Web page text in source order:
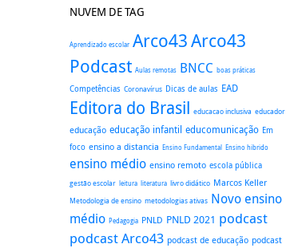
NUVEM DE TAG
Aprendizado escolar Arco43Arco43
Podcast Aulas remotas BNCC boas práticas
Competências Coronavírus Dicas de aulas EAD
Editora do Brasil educacao inclusiva educador
educação educação infantil educomunicação Em
foco ensino a distancia Ensino Fundamental Ensino hibrido
ensino médio ensino remoto escola pública
gestão escolar leitura literatura livro didático Marcos Keller
Metodologia de ensino metodologias ativas Novo ensino
médio Pedagogia PNLD PNLD 2021 podcast
podcast Arco43 podcast de educação podcast